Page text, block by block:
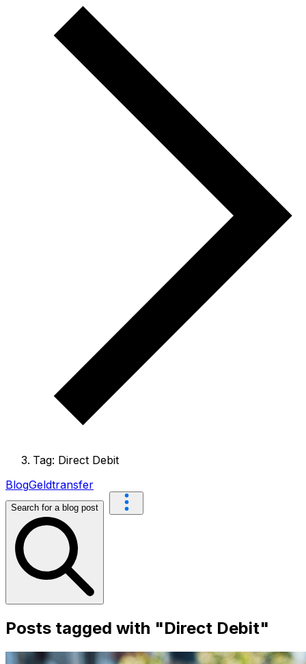
Tag: Direct Debit
BlogGeldtransfer
Search for a blog post
Posts tagged with "Direct Debit"